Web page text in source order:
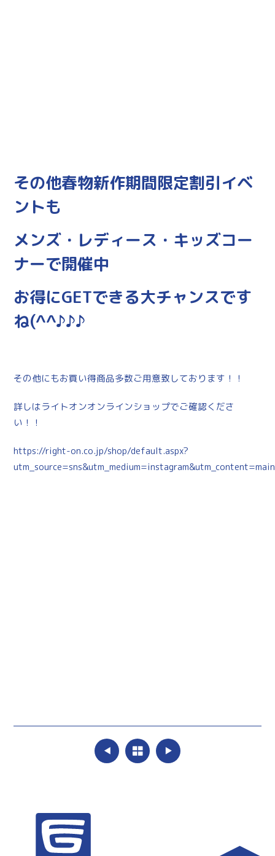
その他春物新作期間限定割引イベ
ントも
メンズ・レディース・キッズコー
ナーで開催中
お得にGETできる大チャンスです
ね(^^♪♪♪
その他にもお買い得商品多数ご用意致しております！！
詳しはライトオンオンラインショップでご確認くださ
い！！
https://right-on.co.jp/shop/default.aspx?
utm_source=sns&utm_medium=instagram&utm_content=main